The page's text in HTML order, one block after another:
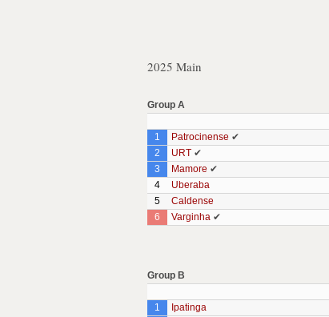
2025 Main
Group A
1
Patrocinense ✔
2
URT ✔
3
Mamore ✔
4
Uberaba
5
Caldense
6
Varginha ✔
Group B
1
Ipatinga